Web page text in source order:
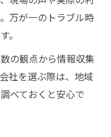
万が一のトラブル時
。
の観点から情報収集
社を選ぶ際は、地域
べておくと安心で